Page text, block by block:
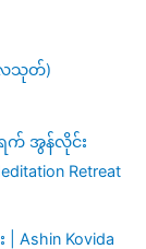
လသုတ်)
က် အွန်လိုင်း
Retreat
Kovida